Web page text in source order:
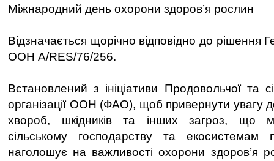
Міжнародний день охорони здоров’я рослин
Відзначається щорічно відповідно до рішення
ООН A/RES/76/256.
Встановлений з ініціативи Продовольчої та
організації ООН (ФАО), щоб привернути увагу
хвороб, шкідників та інших загроз, що
сільському господарству та
наголошує на важливості охорони здоров’я